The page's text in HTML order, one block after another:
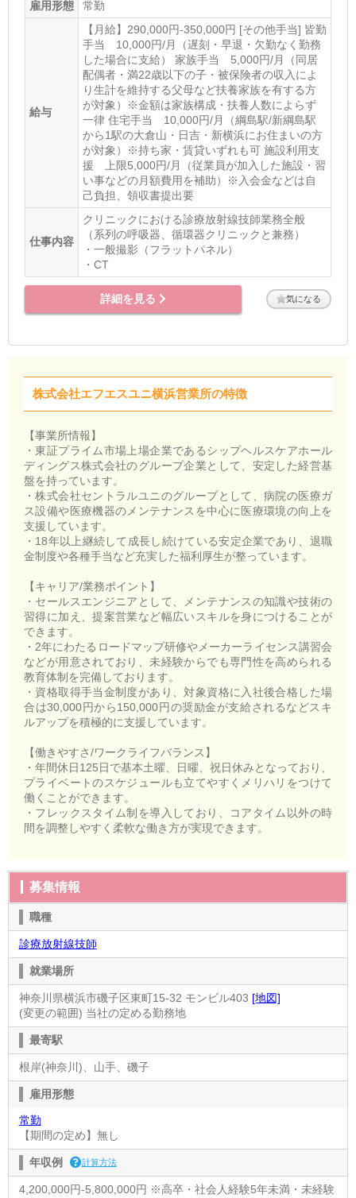
雇用形態
常勤
給与
【月給】290,000円-350,000円 [その他手当] 皆勤
手当 10,000円/月（遅刻・早退・欠勤なく勤務
した場合に支給） 家族手当 5,000円/月（同居
配偶者・満22歳以下の子・被保険者の収入によ
り生計を維持する父母など扶養家族を有する方
が対象）※金額は家族構成・扶養人数によらず
一律 住宅手当 10,000円/月（綱島駅/新綱島駅
から1駅の大倉山・日吉・新横浜にお住まいの方
が対象）※持ち家・賃貸いずれも可 施設利用支
援 上限5,000円/月（従業員が加入した施設・習
い事などの月額費用を補助）※入会金などは自
己負担、領収書提出要
仕事内容
クリニックにおける診療放射線技師業務全般
（系列の呼吸器、循環器クリニックと兼務）
・一般撮影（フラットパネル）
・CT
詳細を見る 気になる
株式会社エフエスユニ横浜営業所の特徴
【事業所情報】
・東証プライム市場上場企業であるシップヘルスケアホール
ディングス株式会社のグループ企業として、安定した経営基
盤を持っています。
・株式会社セントラルユニのグループとして、病院の医療ガ
ス設備や医療機器のメンテナンスを中心に医療環境の向上を
支援しています。
・18年以上継続して成長し続けている安定企業であり、退職
金制度や各種手当など充実した福利厚生が整っています。
【キャリア/業務ポイント】
・セールスエンジニアとして、メンテナンスの知識や技術の
習得に加え、提案営業など幅広いスキルを身につけることが
できます。
・2年にわたるロードマップ研修やメーカーライセンス講習会
などが用意されており、未経験からでも専門性を高められる
教育体制を完備しております。
・資格取得手当金制度があり、対象資格に入社後合格した場
合は30,000円から150,000円の奨励金が支給されるなどスキ
ルアップを積極的に支援しています。
【働きやすさ/ワークライフバランス】
・年間休日125日で基本土曜、日曜、祝日休みとなっており、
プライベートのスケジュールも立てやすくメリハリをつけて
働くことができます。
・フレックスタイム制を導入しており、コアタイム以外の時
間を調整しやすく柔軟な働き方が実現できます。
募集情報
職種
診療放射線技師
就業場所
神奈川県横浜市磯子区東町15-32 モンビル403 [地図]
(変更の範囲) 当社の定める勤務地
最寄駅
根岸(神奈川)、山手、磯子
雇用形態
常勤
【期間の定め】無し
年収例 計算方法
4,200,000円-5,800,000円 ※高卒・社会人経験5年未満・未経験